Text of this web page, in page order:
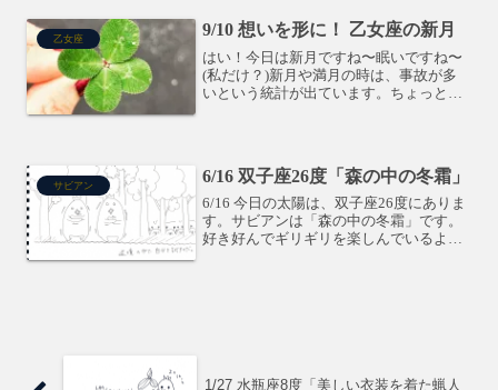
をはがしているという構図...
乙女座 9/10 想いを形に！ 乙女座の新月
はい！今日は新月ですね〜眠いですね〜
(私だけ？)新月や満月の時は、事故が多
いという統計が出ています。ちょっとぼ
書いてあったんですけど...
サビアン 6/16 双子座26度「森の中の冬霜」
6/16 今日の太陽は、双子座26度にありま
す。サビアンは「森の中の冬霜」です。
好き好んでギリギリを楽しんでいるよう
1/27 水瓶座8度「美しい衣装を着た蝋人